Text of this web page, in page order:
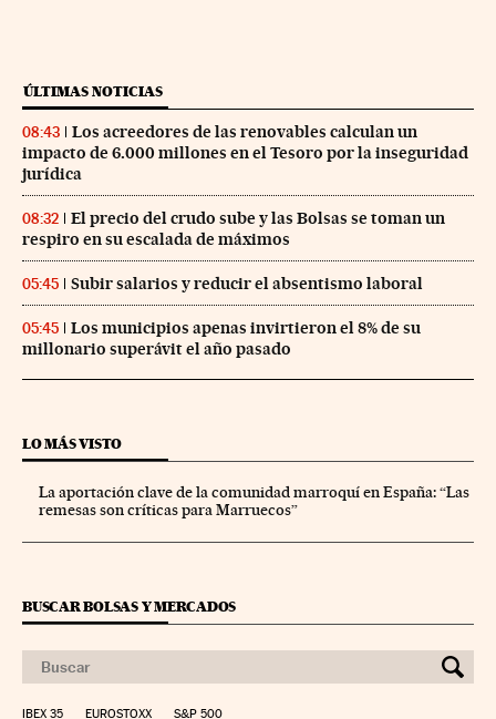
ÚLTIMAS NOTICIAS
08:43
Los acreedores de las renovables calculan un
impacto de 6.000 millones en el Tesoro por la inseguridad
jurídica
08:32
El precio del crudo sube y las Bolsas se toman un
respiro en su escalada de máximos
05:45 Subir salarios y reducir el absentismo laboral
05:45
Los municipios apenas invirtieron el 8% de su
millonario superávit el año pasado
LO MÁS VISTO
La aportación clave de la comunidad marroquí en España: “Las
remesas son críticas para Marruecos”
BUSCAR BOLSAS Y MERCADOS
IBEX 35 EUROSTOXX S&P 500